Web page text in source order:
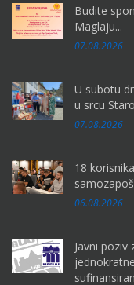
Budite
Maglaju...
07.08.2026
U subotu
u srcu
07.08.2026
18
06.08.2026
Javni